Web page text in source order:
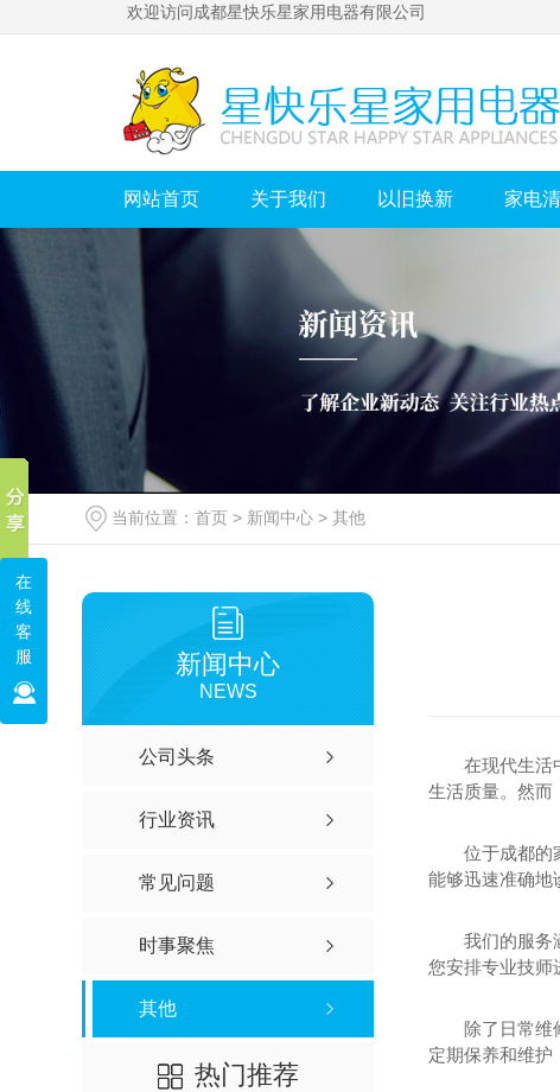
欢迎访问成都星快乐星家用电器有限公司
网站首页 关于我们 以旧换新 家电
当前位置： 首页 > 新闻中心 > 其他
新闻中心
NEWS
公司头条
行业资讯
常见问题
时事聚焦
其他
热门推荐
在现代生活
生活质量。然而
位于成都的
能够迅速准确地
我们的服务
您安排专业技师
除了日常维
定期保养和维护
在
线
客
服